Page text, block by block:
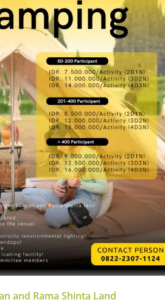
and Rama Shinta Land